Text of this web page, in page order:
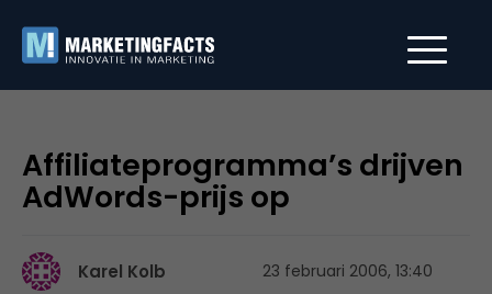
Affiliateprogramma’s drijven
AdWords-prijs op
Karel Kolb 23 februari 2006, 13:40